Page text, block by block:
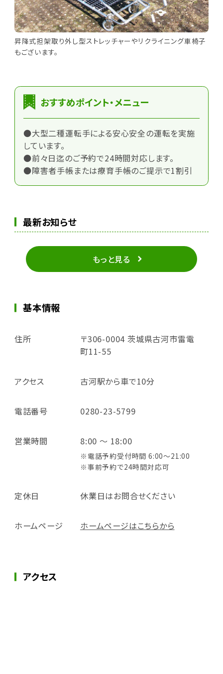
昇降式担架取り外し型ストレッチャーやリクライニング車椅子
もございます。
おすすめポイント・メニュー
●大型二種運転手による安心安全の運転を実施
しています。
●前々日迄のご予約で24時間対応します。
●障害者手帳または療育手帳のご提示で1割引
最新お知らせ
もっと見る
基本情報
住所
〒306-0004 茨城県古河市雷電
町11-55
アクセス 古河駅から車で10分
電話番号 0280-23-5799
営業時間 8:00 ～ 18:00
※電話予約受付時間 6:00～21:00
※事前予約で24時間対応可
定休日 休業日はお問合せください
ホームページ ホームページはこちらから
アクセス